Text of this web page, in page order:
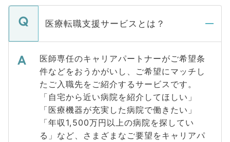
医療転職支援サービスとは？
医師専任のキャリアパートナーがご希望条
件などをおうかがいし、ご希望にマッチし
たご入職先をご紹介するサービスです。
「自宅から近い病院を紹介してほしい」
「医療機器が充実した病院で働きたい」
「年収1,500万円以上の病院を探してい
る」など、さまざまなご要望をキャリアパ